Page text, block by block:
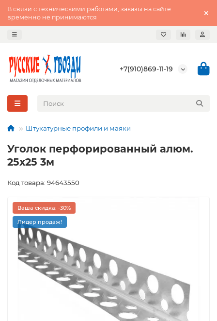
В связи с техническими работами, заказы на сайте
временно не принимаются
+7(910)869-11-19
Штукатурные профили и маяки
Уголок перфорированный алюм.
25х25 3м
Код товара: 94643550
Ваша скидка: -30%
Лидер продаж!